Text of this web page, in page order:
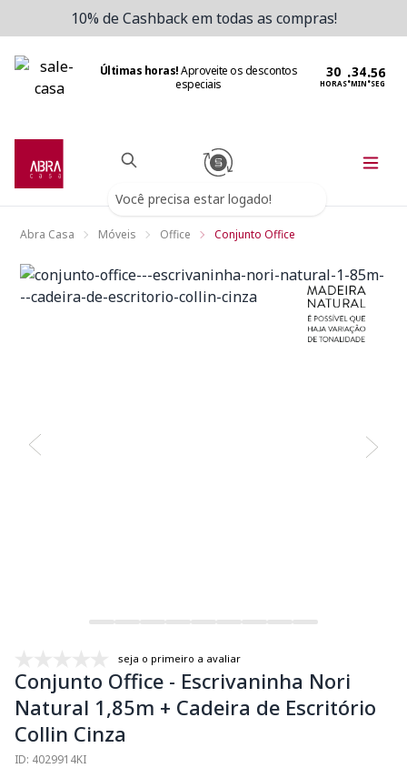
10% de Cashback em todas as compras!
Últimas horas!Aproveite os descontos
especiais
HORAS:MIN:SEG
Você precisa estar logado!
Abra Casa Móveis Office Conjunto Office
seja o primeiro a avaliar
Conjunto Office - Escrivaninha Nori
Natural 1,85m + Cadeira de Escritório
Collin Cinza
ID: 4029914KI